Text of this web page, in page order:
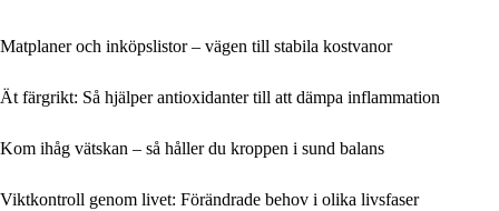
Matplaner och inköpslistor – vägen till stabila kostvanor
Ät färgrikt: Så hjälper antioxidanter till att dämpa inflammation
Kom ihåg vätskan – så håller du kroppen i sund balans
Viktkontroll genom livet: Förändrade behov i olika livsfaser